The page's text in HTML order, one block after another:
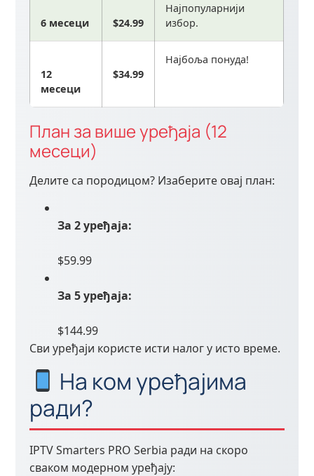
6 месеци $24.99
Најпопуларнији
избор.
12
месеци
$34.99
Најбоља понуда!
План за више уређаја (12
месеци)
Делите са породицом? Изаберите овај план:
За 2 уређаја:
$59.99
За 5 уређаја:
$144.99
Сви уређаји користе исти налог у исто време.
На ком уређајима
ради?
IPTV Smarters PRO Serbia ради на скоро
сваком модерном уређају: